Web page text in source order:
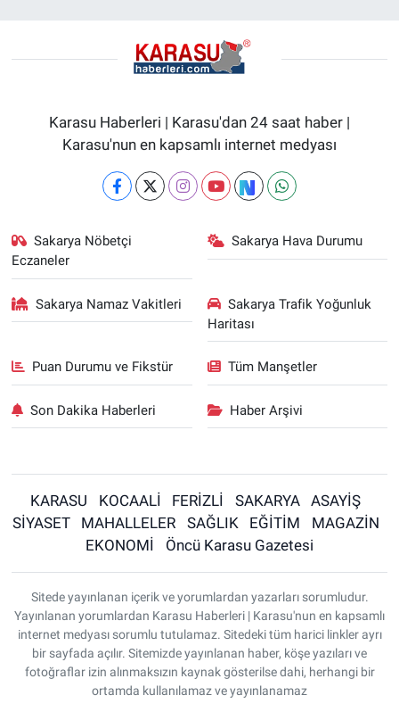
Karasu Haberleri | Karasu'dan 24 saat haber |
Karasu'nun en kapsamlı internet medyası
Sakarya Nöbetçi
Eczaneler
Sakarya Hava Durumu
Sakarya Namaz Vakitleri
Sakarya Trafik Yoğunluk
Haritası
Puan Durumu ve Fikstür Tüm Manşetler
Son Dakika Haberleri Haber Arşivi
KARASU KOCAALİ FERİZLİ SAKARYA
ASAYİŞ
SİYASET
MAHALLELER SAĞLIK EĞİTİM
MAGAZİN
EKONOMİ
Öncü Karasu Gazetesi
Sitede yayınlanan içerik ve yorumlardan yazarları sorumludur.
Yayınlanan yorumlardan Karasu Haberleri | Karasu'nun en kapsamlı
internet medyası sorumlu tutulamaz. Sitedeki tüm harici linkler ayrı
bir sayfada açılır. Sitemizde yayınlanan haber, köşe yazıları ve
fotoğraflar izin alınmaksızın kaynak gösterilse dahi, herhangi bir
ortamda kullanılamaz ve yayınlanamaz